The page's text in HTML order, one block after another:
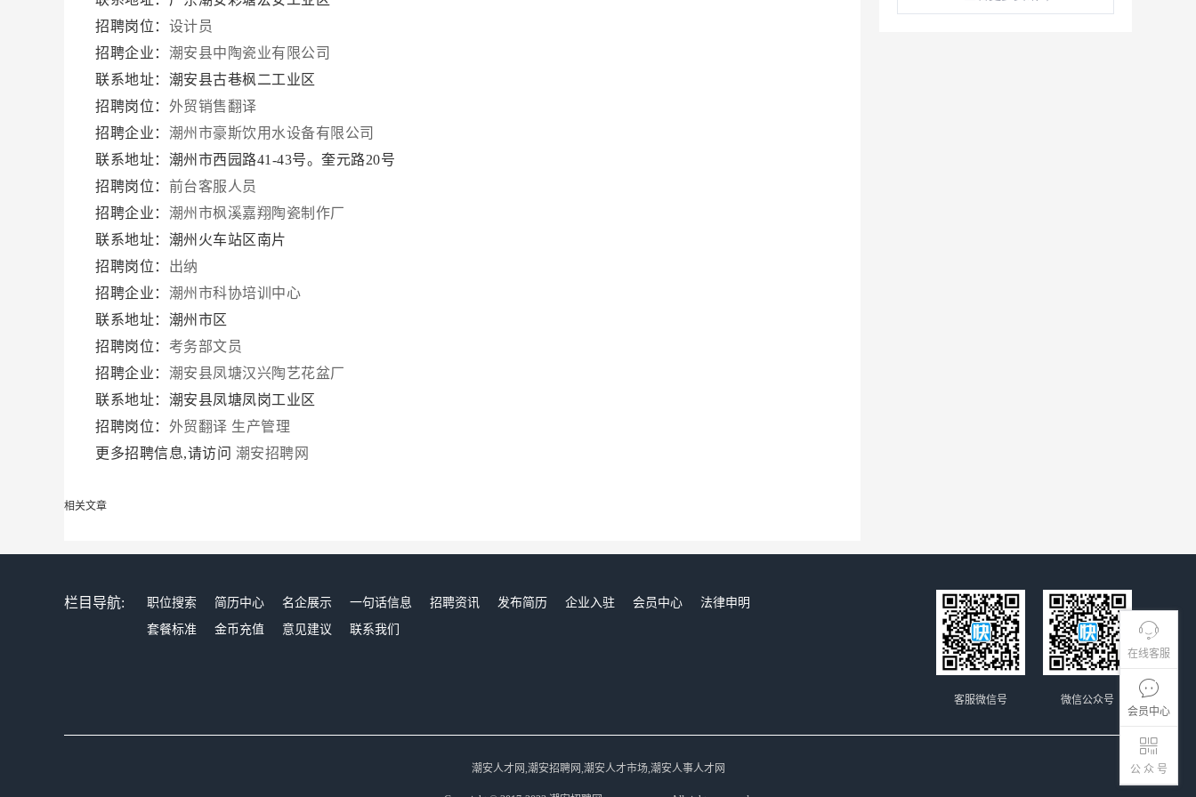
在线客服
会员中心
公 众 号
招聘岗位： 设计员
招聘企业： 潮安县中陶瓷业有限公司
联系地址：潮安县古巷枫二工业区
招聘岗位： 外贸销售翻译
招聘企业： 潮州市豪斯饮用水设备有限公司
联系地址：潮州市西园路41-43号。奎元路20号
招聘岗位： 前台客服人员
招聘企业： 潮州市枫溪嘉翔陶瓷制作厂
联系地址：潮州火车站区南片
招聘岗位： 出纳
招聘企业： 潮州市科协培训中心
联系地址：潮州市区
招聘岗位： 考务部文员
招聘企业： 潮安县凤塘汉兴陶艺花盆厂
联系地址：潮安县凤塘凤岗工业区
招聘岗位： 外贸翻译 生产管理
更多招聘信息,请访问 潮安招聘网
相关文章
栏目导航: 职位搜索 简历中心 名企展示 一句话信息 招聘资讯 发布简历 企业入驻 会员中心
法律申明
套餐标准
金币充值 意见建议 联系我们
微信公众号
客服微信号
潮安人才网,潮安招聘网,潮安人才市场,潮安人事人才网